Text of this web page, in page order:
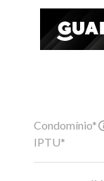
Condomínio*
IPTU*